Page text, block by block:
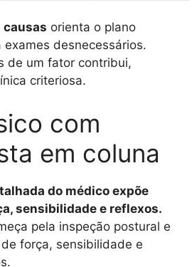
causas orienta o plano
desnecessários.
de um fator contribui,
criteriosa.
com
em coluna
do médico expõe
sensibilidade e reflexos.
pela inspeção postural e
força, sensibilidade e